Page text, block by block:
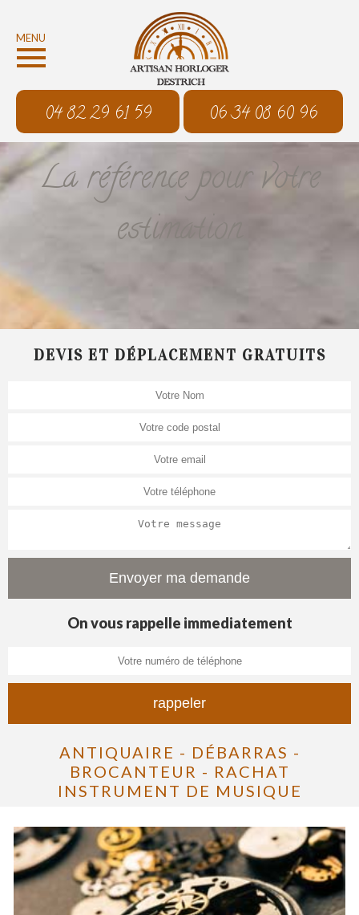
MENU
04 82 29 61 59 06 34 08 60 96
La référence pour votre
estimation
DEVIS ET DÉPLACEMENT GRATUITS
On vous rappelle immediatement
ANTIQUAIRE - DÉBARRAS -
BROCANTEUR - RACHAT
INSTRUMENT DE MUSIQUE